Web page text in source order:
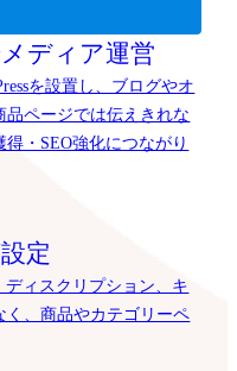
メディア運営
を設置し、ブログやオ
ページでは伝えきれな
・SEO強化につながり
定
ディスクリプション、キ
く、商品やカテゴリーペ